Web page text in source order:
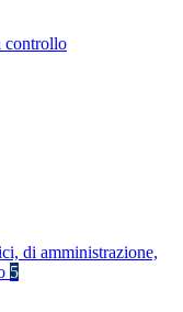
controllo
di amministrazione,
5